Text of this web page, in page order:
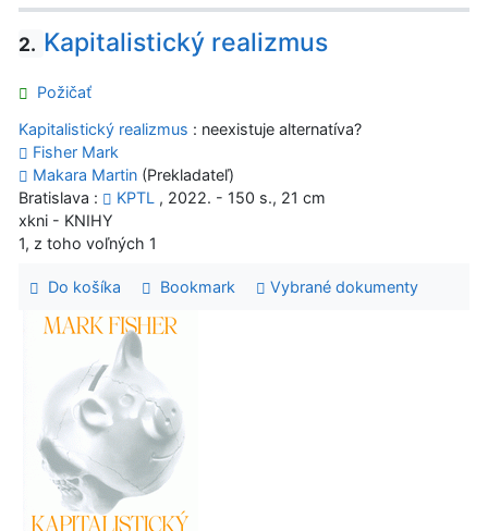
2. Kapitalistický realizmus
Požičať
Kapitalistický realizmus : neexistuje alternatíva?
Fisher Mark
Makara Martin (Prekladateľ)
Bratislava :
KPTL , 2022. - 150 s., 21 cm
xkni - KNIHY
1, z toho voľných 1
Do košíka Bookmark Vybrané dokumenty